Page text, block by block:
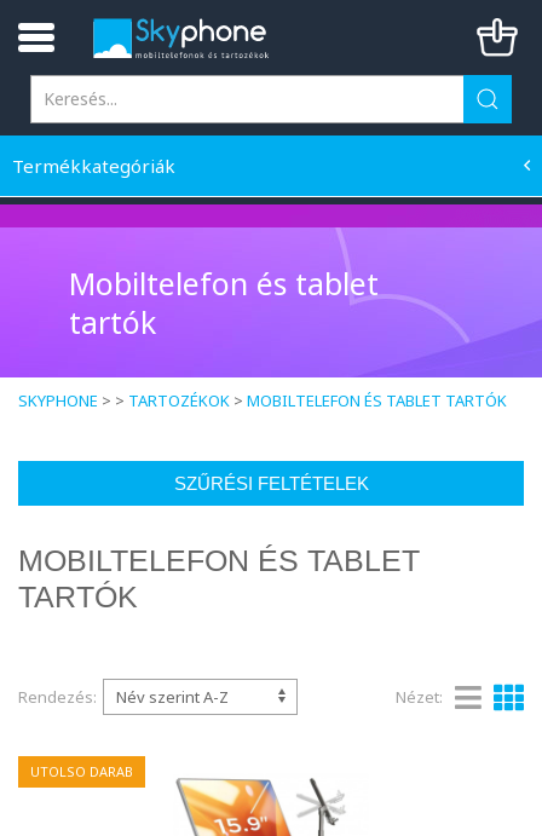
Termékkategóriák
Mobiltelefon és tablet
tartók
SKYPHONE > > TARTOZÉKOK > MOBILTELEFON ÉS TABLET TARTÓK
SZŰRÉSI FELTÉTELEK
MOBILTELEFON ÉS TABLET
TARTÓK
Rendezés: Nézet:
UTOLSO DARAB